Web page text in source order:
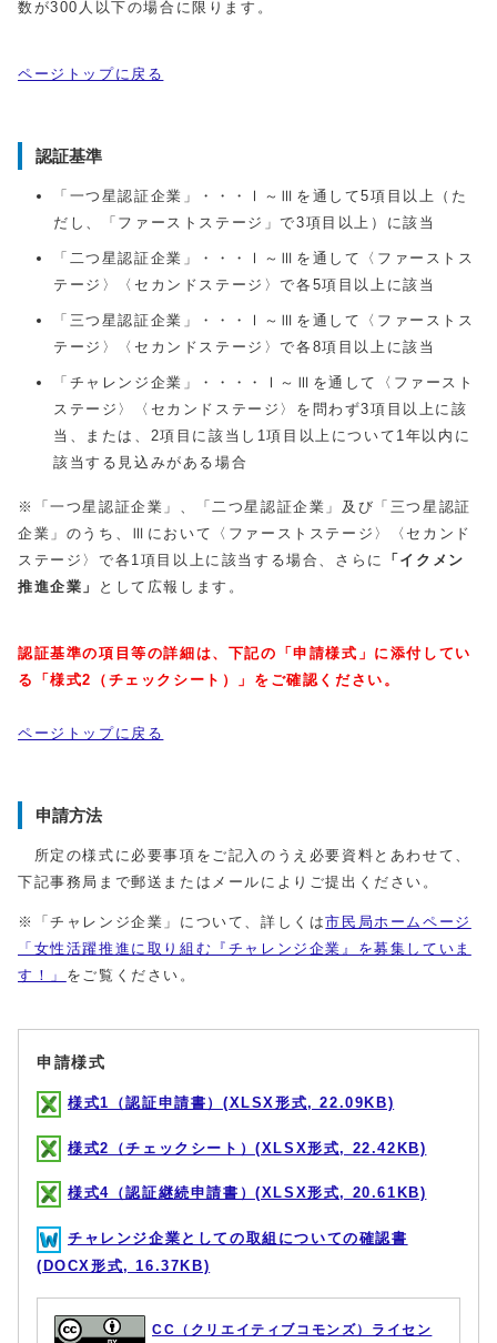
数が300人以下の場合に限ります。
ページトップに戻る
認証基準
「一つ星認証企業」・・・Ⅰ～Ⅲを通して5項目以上（た
だし、「ファーストステージ」で3項目以上）に該当
「二つ星認証企業」・・・Ⅰ～Ⅲを通して〈ファーストス
テージ〉〈セカンドステージ〉で各5項目以上に該当
「三つ星認証企業」・・・Ⅰ～Ⅲを通して〈ファーストス
テージ〉〈セカンドステージ〉で各8項目以上に該当
「チャレンジ企業」・・・・Ⅰ～Ⅲを通して〈ファースト
ステージ〉〈セカンドステージ〉を問わず3項目以上に該
当、または、2項目に該当し1項目以上について1年以内に
該当する見込みがある場合
※「一つ星認証企業」、「二つ星認証企業」及び「三つ星認証
企業」のうち、Ⅲにおいて〈ファーストステージ〉〈セカンド
ステージ〉で各1項目以上に該当する場合、さらに
「イクメン
推進企業」
として広報します。
認証基準の項目等の詳細は、下記の「申請様式」に添付してい
る「様式2（チェックシート）」をご確認ください。
ページトップに戻る
申請方法
所定の様式に必要事項をご記入のうえ必要資料とあわせて、
下記事務局まで郵送またはメールによりご提出ください。
※「チャレンジ企業」について、詳しくは市民局ホームページ
「女性活躍推進に取り組む『チャレンジ企業』を募集していま
す！」 をご覧ください。
申請様式
様式1（認証申請書）(XLSX形式, 22.09KB)
様式2（チェックシート）(XLSX形式, 22.42KB)
様式4（認証継続申請書）(XLSX形式, 20.61KB)
チャレンジ企業としての取組についての確認書
(DOCX形式, 16.37KB)
CC（クリエイティブコモンズ）ライセン